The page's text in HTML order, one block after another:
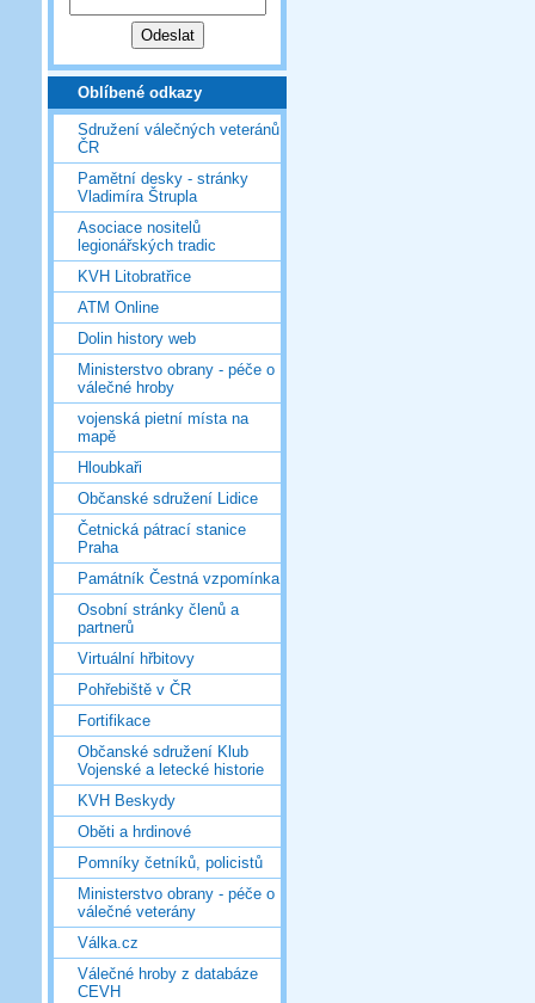
Oblíbené odkazy
Sdružení válečných veteránů
ČR
Pamětní desky - stránky
Vladimíra Štrupla
Asociace nositelů
legionářských tradic
KVH Litobratřice
ATM Online
Dolin history web
Ministerstvo obrany - péče o
válečné hroby
vojenská pietní místa na
mapě
Hloubkaři
Občanské sdružení Lidice
Četnická pátrací stanice
Praha
Památník Čestná vzpomínka
Osobní stránky členů a
partnerů
Virtuální hřbitovy
Pohřebiště v ČR
Fortifikace
Občanské sdružení Klub
Vojenské a letecké historie
KVH Beskydy
Oběti a hrdinové
Pomníky četníků, policistů
Ministerstvo obrany - péče o
válečné veterány
Válka.cz
Válečné hroby z databáze
CEVH